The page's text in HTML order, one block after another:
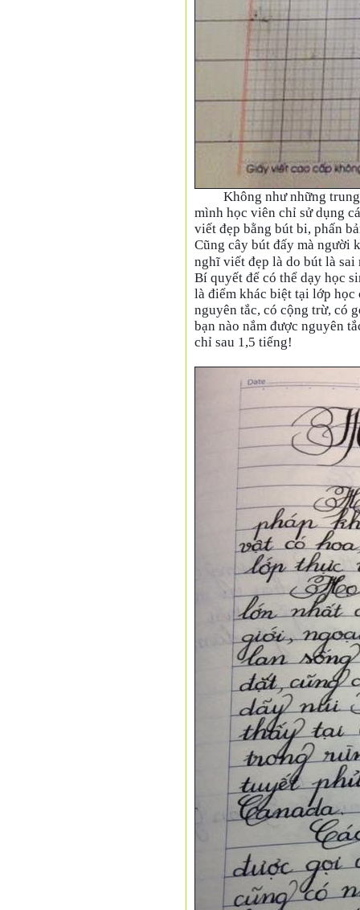
Không như những
mình học viên chỉ sử dụng
viết đẹp bằng bút bi, phấn
Cũng cây bút đấy mà người
nghĩ viết đẹp là do bút là sai
Bí quyết để có thể dạy học
là điểm khác biệt tại lớp học
nguyên tắc, có cộng trừ, có
bạn nào nắm được nguyên
chỉ sau 1,5 tiếng!